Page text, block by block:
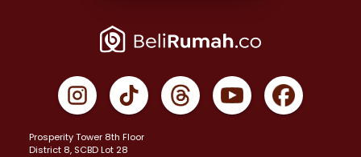
Properti Dijual di Jakarta Pusat >
Properti Dijual di Gambir >
Properti Dijual di Johar Baru >
Properti Dijual di Menteng >
Prosperity Tower 8th Floor
District 8, SCBD Lot 28